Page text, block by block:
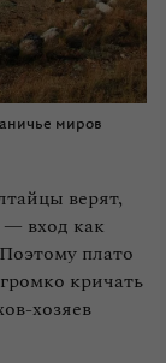
миров
верят,
— вход как
плато
кричать